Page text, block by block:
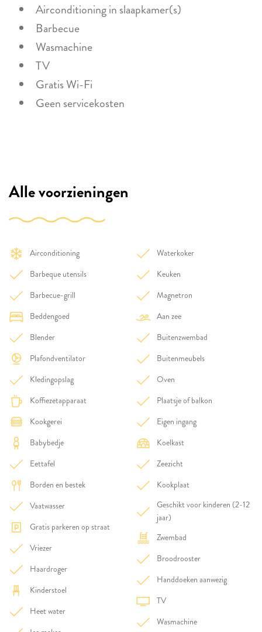
Airconditioning in slaapkamer(s)
Barbecue
Wasmachine
TV
Gratis Wi-Fi
Geen servicekosten
Alle voorzieningen
Airconditioning
Barbeque utensils
Barbecue-grill
Beddengoed
Blender
Plafondventilator
Kledingopslag
Koffiezetapparaat
Kookgerei
Babybedje
Eettafel
Borden en bestek
Vaatwasser
Gratis parkeren op straat
Vriezer
Haardroger
Kinderstoel
Heet water
Waterkoker
Keuken
Magnetron
Aan zee
Buitenzwembad
Buitenmeubels
Oven
Plaatsje of balkon
Eigen ingang
Koelkast
Zeezicht
Kookplaat
Geschikt voor kinderen (2-12
jaar)
Zwembad
Broodrooster
Handdoeken aanwezig
TV
Wasmachine